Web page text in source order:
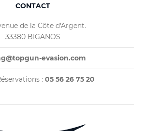
CONTACT
de la Côte d'Argent.
33380 BIGANOS
evasion.com
: 05 56 26 75 20